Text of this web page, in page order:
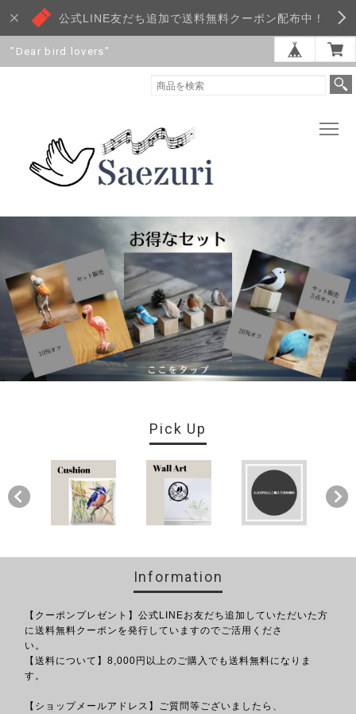
公式LINE友だち追加で送料無料クーポン配布中！
”Dear bird lovers”
Pick Up
Information
【クーポンプレゼント】公式LINEお友だち追加していただいた方
に送料無料クーポンを発行していますのでご活用くださ
い。
【送料について】8,000円以上のご購入でも送料無料になりま
す。
【ショップメールアドレス】ご質問等ございましたら、